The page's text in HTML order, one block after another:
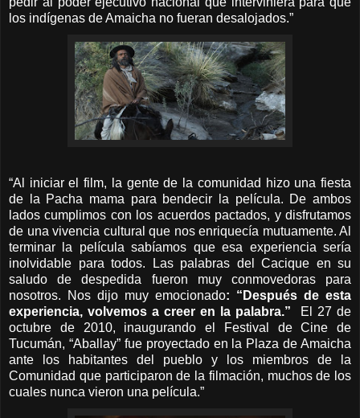
los indígenas de Amaicha no fueran desalojados.”
“Al iniciar el film, la gente de la comunidad hizo una fiesta
de la Pacha mama para bendecir la película. De ambos
lados cumplimos con los acuerdos pactados, y disfrutamos
de una vivencia cultural que nos enriquecía mutuamente. Al
terminar la película sabíamos que esa experiencia sería
inolvidable para todos. Las palabras del Cacique en su
saludo de despedida fueron muy conmovedoras para
nosotros. Nos dijo muy emocionado: “Después de esta
experiencia, volvemos a creer en la palabra.”
El 27 de
octubre de 2010, inaugurando el Festival de Cine de
Tucumán, “Aballay” fue proyectado en la Plaza de Amaicha
ante los habitantes del pueblo y los miembros de la
Comunidad que participaron de la filmación, muchos de los
cuales nunca vieron una película.”